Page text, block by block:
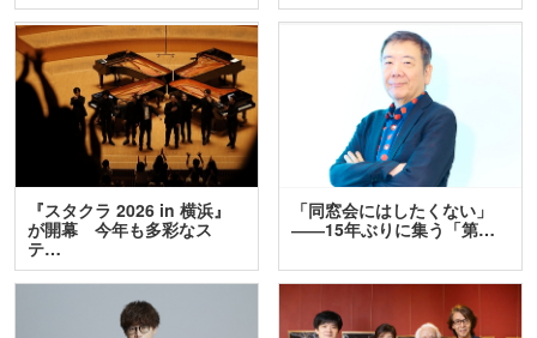
『スタクラ 2026 in 横浜』
が開幕 今年も多彩なス
テ…
「同窓会にはしたくない」
――15年ぶりに集う「第…